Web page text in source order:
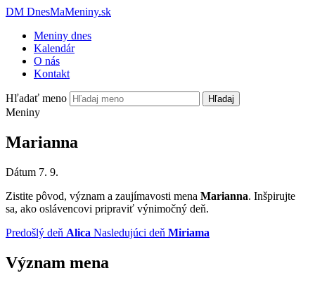
DM DnesMaMeniny.sk
Meniny dnes
Kalendár
O nás
Kontakt
Hľadať meno Hľadaj
Meniny
Marianna
Dátum 7. 9.
Zistite pôvod, význam a zaujímavosti mena Marianna. Inšpirujte
sa, ako oslávencovi pripraviť výnimočný deň.
Predošlý deň Alica Nasledujúci deň Miriama
Význam mena